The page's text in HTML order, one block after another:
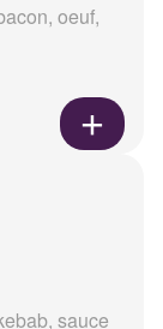
oeuf,
sauce